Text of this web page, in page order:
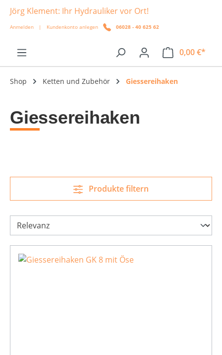
springen
Jörg Klement: Ihr Hydrauliker vor Ort!
Anmelden | Kundenkonto anlegen 06028 - 40 625 62
0,00 €*
Shop Ketten und Zubehör Giessereihaken
Giessereihaken
Produkte filtern